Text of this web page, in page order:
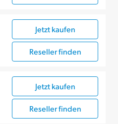
Jetzt kaufen
Reseller finden
Jetzt kaufen
Reseller finden